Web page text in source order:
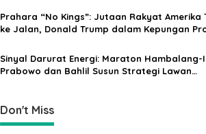
t
o
Prahara “No Kings”: Jutaan Rakyat Amerika
ke Jalan, Donald Trump dalam Kepungan
Sinyal Darurat Energi: Maraton Hambalang-
Prabowo dan Bahlil Susun Strategi Lawan
Don't Miss